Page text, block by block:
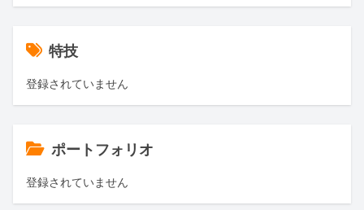
特技
登録されていません
ポートフォリオ
登録されていません